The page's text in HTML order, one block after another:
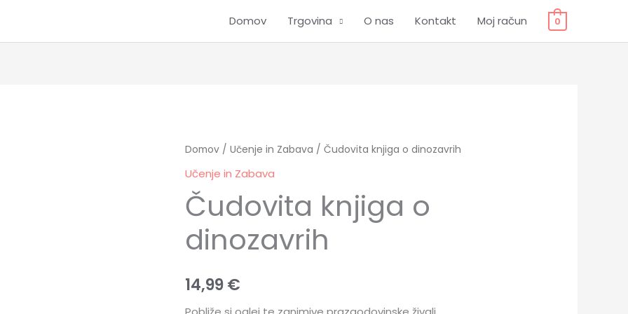
Domov Trgovina O nas Kontakt Moj račun 0
Domov / Učenje in Zabava / Čudovita knjiga o dinozavrih
Učenje in Zabava
Čudovita knjiga o
dinozavrih
14,99€
Čudovita
knjiga
dinozavrih
količina